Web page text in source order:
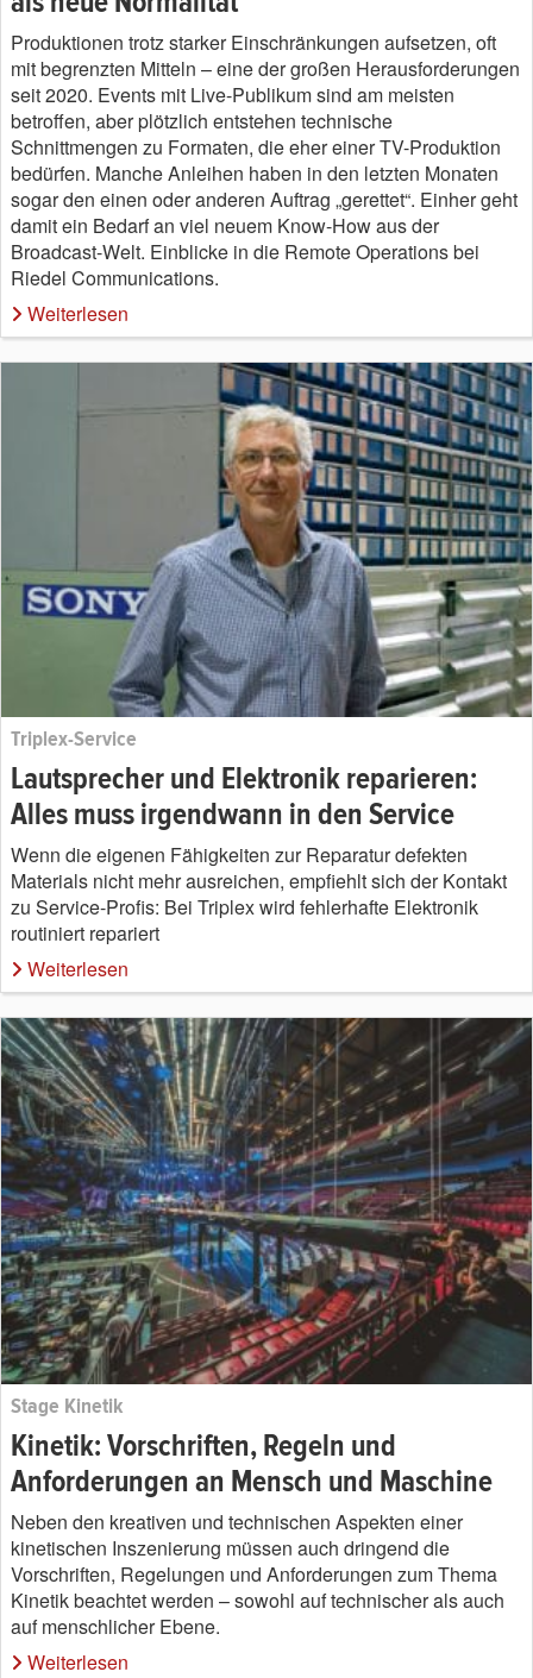
Produktionen trotz starker Einschränkungen aufsetzen, oft
mit begrenzten Mitteln – eine der großen Herausforderungen
seit 2020. Events mit Live-Publikum sind am meisten
betroffen, aber plötzlich entstehen technische
Schnittmengen zu Formaten, die eher einer TV-Produktion
bedürfen. Manche Anleihen haben in den letzten Monaten
sogar den einen oder anderen Auftrag „gerettet“. Einher geht
damit ein Bedarf an viel neuem Know-How aus der
Broadcast-Welt. Einblicke in die Remote Operations bei
Riedel Communications.
Weiterlesen
Triplex-Service
Lautsprecher und Elektronik reparieren:
Alles muss irgendwann in den Service
Wenn die eigenen Fähigkeiten zur Reparatur defekten
Materials nicht mehr ausreichen, empfiehlt sich der Kontakt
zu Service-Profis: Bei Triplex wird fehlerhafte Elektronik
routiniert repariert
Weiterlesen
Stage Kinetik
Kinetik: Vorschriften, Regeln und
Anforderungen an Mensch und Maschine
Neben den kreativen und technischen Aspekten einer
kinetischen Inszenierung müssen auch dringend die
Vorschriften, Regelungen und Anforderungen zum Thema
Kinetik beachtet werden – sowohl auf technischer als auch
auf menschlicher Ebene.
Weiterlesen